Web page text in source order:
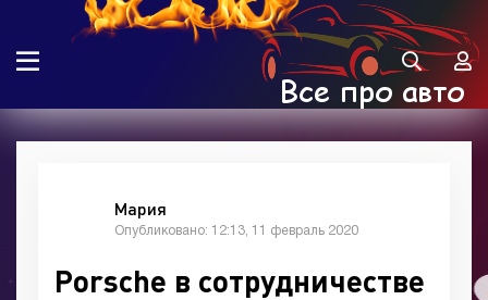
Мария
Опубликовано: 12:13, 11 февраль 2020
Porsche в сотрудничестве